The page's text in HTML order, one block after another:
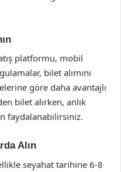
platformu, mobil
bilet alımını
göre daha avantajlı
bilet alırken, anlık
faydalanabilirsiniz.
Alın
seyahat tarihine 6-8